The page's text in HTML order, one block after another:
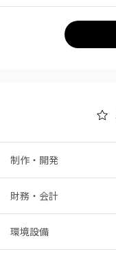
制作・開発
財務・会計
環境設備